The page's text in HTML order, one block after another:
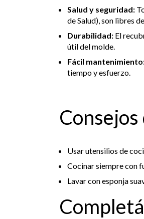
Salud y seguridad:
de Salud), son libres
Durabilidad: El
útil del molde.
Fácil
tiempo y esfuerzo.
Consejos
Usar utensilios de
Cocinar siempre con
Lavar con esponja